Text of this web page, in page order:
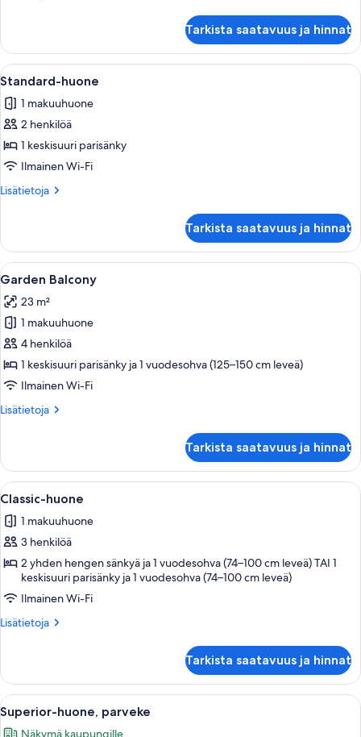
parveke
Tarkista saatavuus ja hinnat
Avaa
kaikki
huonetyypin
Standard-
huone
kuvat
Hotellihuone, jossa on sänky,
3
Standard-huone
1 makuuhuone
2 henkilöä
1 keskisuuri parisänky
Ilmainen Wi-Fi
Lisätietoja
Lisätietoja
Tarkista saatavuus ja hinnat
Avaa
kaikki
huonetyypin
Garden
Balcony
kuvat
Hotellihuone, jossa on suuri sänky,
5
Garden Balcony
23 m²
1 makuuhuone
4 henkilöä
1 keskisuuri parisänky ja 1 vuodesohva (125–150 cm leveä)
Ilmainen Wi-Fi
Lisätietoja
Lisätietoja
Tarkista saatavuus ja hinnat
Avaa
kaikki
huonetyypin
Classic-
huone
kuvat
Hotellihuone, jossa on suuri sänky,
4
Classic-huone
1 makuuhuone
3 henkilöä
2 yhden hengen sänkyä ja 1 vuodesohva (74–100 cm leveä) TAI 1
keskisuuri parisänky ja 1 vuodesohva (74–100 cm leveä)
Ilmainen Wi-Fi
Lisätietoja
Lisätietoja
Tarkista saatavuus ja hinnat
Avaa
kaikki
Hotellihuone, jossa on suuri sänky,
4
Superior-huone, parveke
Näkymä kaupungille